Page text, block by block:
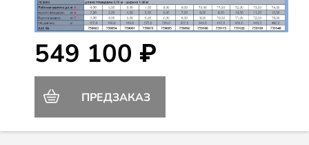
549 100 ₽
ПРЕДЗАКАЗ